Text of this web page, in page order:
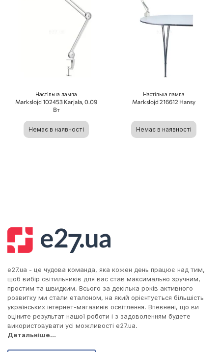
Настільна лампа
Markslojd 102453 Karjala, 0.09
Вт
Немає в наявності
Настільна лампа
Markslojd 216612 Hansy
Немає в наявності
e27.ua - це чудова команда, яка кожен день працює над тим,
щоб вибір світильників для вас став максимально зручним,
простим та швидким. Всього за декілька років активного
розвитку ми стали еталоном, на який орієнтується більшість
українських інтернет-магазинів освітлення. Впевнені, що ви
оціните результат нашої роботи і з задоволенням будете
використовувати усі можливості e27.ua.
Детальніше...